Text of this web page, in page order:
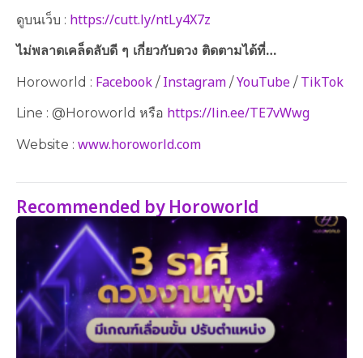
ดูบนเว็บ​ : https://cutt.ly/ntLy4X7z
ไม่พลาดเคล็ดลับดี ๆ เกี่ยวกับดวง ติดตามได้ที่…
Horoworld : Facebook / Instagram /YouTube / TikTok
Line : @Horoworld หรือ https://lin.ee/TE7vWwg
Website : www.horoworld.com
Recommended by Horoworld